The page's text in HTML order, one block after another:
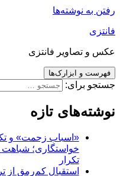
رفتن به نوشته‌ها
فانتزی
عکس و تصاویر فانتزی
فهرست و ابزارک‌ها
جستجو برای:
نوشته‌های تازه
«اسباب زحمت» و
تکرار